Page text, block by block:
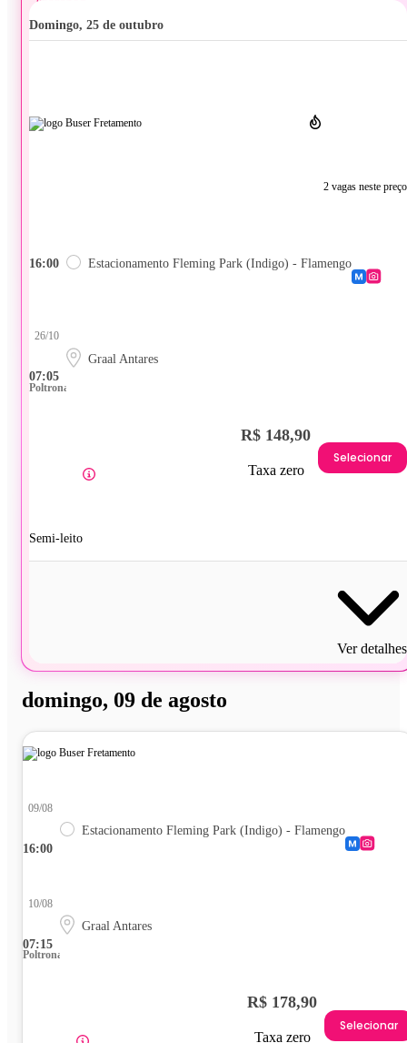
domingo, 25 de outubro
2 vagas neste preço
16:00 Estacionamento Fleming Park (Indigo) - Flamengo
07:05
26/10
Graal Antares
Poltrona
Semi-leito
R$ 148,90
Taxa zero
Selecionar
Ver detalhes
domingo, 09 de agosto
16:00
09/08
Estacionamento Fleming Park (Indigo) - Flamengo
07:15
10/08
Graal Antares
Poltrona
R$ 178,90
Taxa zero
Selecionar